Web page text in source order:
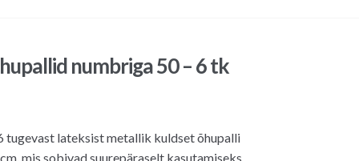
numbriga 50 – 6 tk
tugevast lateksist metallik kuldset õhupalli
mis sobivad suurepäraselt kasutamiseks